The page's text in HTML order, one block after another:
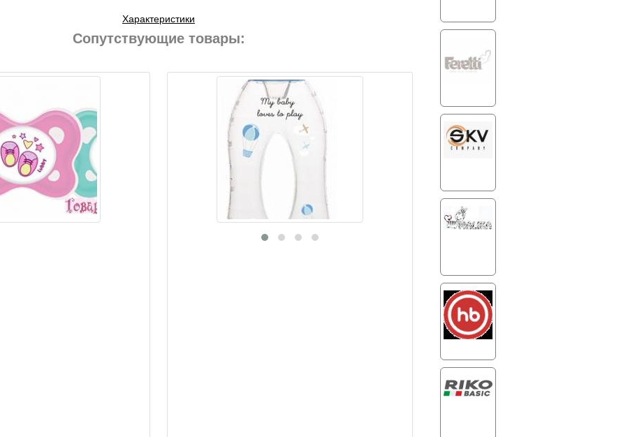
Характеристики
Сопутствующие товары: